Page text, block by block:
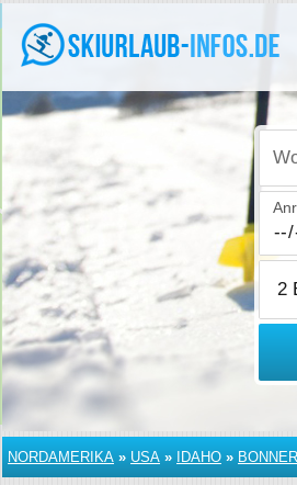
NORDAMERIKA » USA » IDAHO »